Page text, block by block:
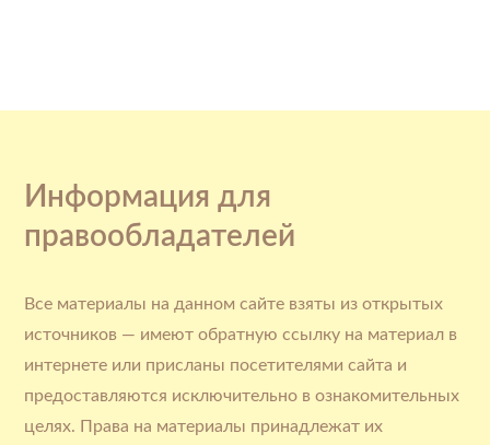
Информация для
правообладателей
Все материалы на данном сайте взяты из открытых
источников — имеют обратную ссылку на материал в
интернете или присланы посетителями сайта и
предоставляются исключительно в ознакомительных
целях. Права на материалы принадлежат их